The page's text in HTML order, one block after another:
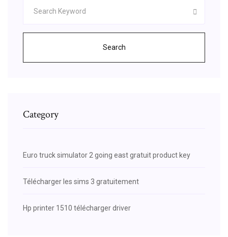
Search
Category
Euro truck simulator 2 going east gratuit product key
Télécharger les sims 3 gratuitement
Hp printer 1510 télécharger driver